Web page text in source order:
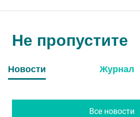
Не пропустите
Новости Журнал
Все новости